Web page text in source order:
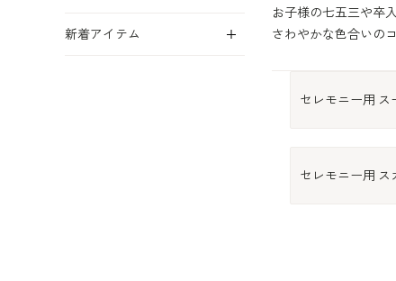
お子様の七五三や卒
さわやかな色合いの
セレモニー用 ス
セレモニー用 ス
新着アイテム